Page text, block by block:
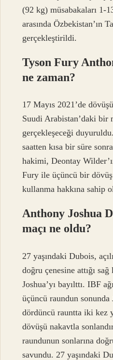
(92 kg) müsabakaları 1-
arasında Özbekistan’ın
gerçekleştirildi.
Tyson Fury
ne zaman?
17 Mayıs 2021’de
Suudi Arabistan’daki bir
gerçekleşeceği
saatten kısa bir süre
hakimi, Deontay
Fury ile üçüncü bir
kullanma hakkına sahip
Anthony Joshua
maçı ne oldu?
27 yaşındaki Dubois,
doğru çenesine attığı
Joshua’yı bayılttı. IBF
üçüncü raundun sonunda
dördüncü rauntta iki kez
dövüşü nakavtla
raundunun sonlarına
savundu. 27 yaşındaki